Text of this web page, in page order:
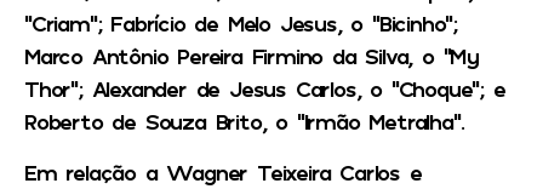
“Criam”; Fabrício de Melo Jesus, o “Bicinho”;
Marco Antônio Pereira Firmino da Silva, o “My
Thor”; Alexander de Jesus Carlos, o “Choque”; e
Roberto de Souza Brito, o “Irmão Metralha”.
Em relação a Wagner Teixeira Carlos e